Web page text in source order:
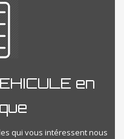
en
qui vous intéressent nous